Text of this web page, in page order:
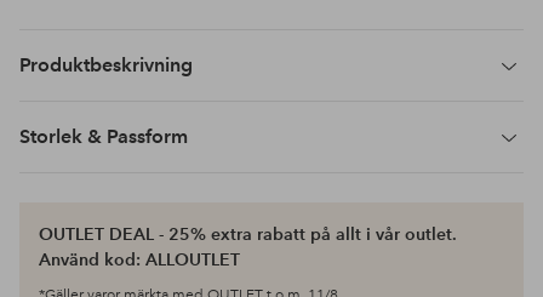
Produktbeskrivning
Storlek & Passform
OUTLET DEAL - 25% extra rabatt på allt i vår outlet.
Använd kod: ALLOUTLET